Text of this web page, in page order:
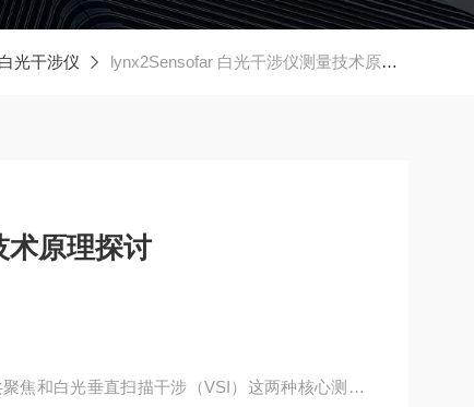
光干涉仪 lynx2Sensofar 白光干涉仪测量技术原理探讨​
原理探讨​
焦和白光垂直扫描干涉（VSI）这两种核心测量